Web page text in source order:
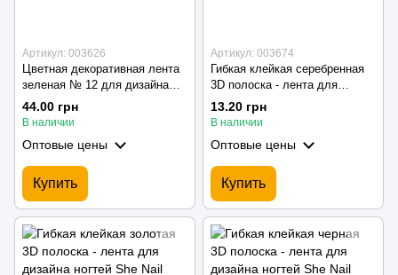
Артикул: 003626
Цветная декоративная лента
зеленая № 12 для дизайна
ногтей (зигзаг) в рулоне 6 мм/
упаковка 10 шт
44.00 грн
В наличии
Оптовые цены
Купить
Артикул: 003674
Гибкая клейкая серебренная
3D полоска - лента для
дизайна ногтей She Nail
13.20 грн
В наличии
Оптовые цены
Купить